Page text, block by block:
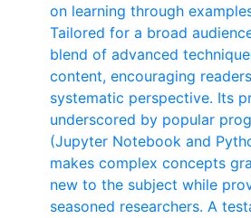
on learning through
Tailored for a broad
blend of advanced
content, encouraging
systematic perspective. Its
underscored by popular
(Jupyter Notebook and
makes complex concepts
new to the subject while
seasoned researchers. A